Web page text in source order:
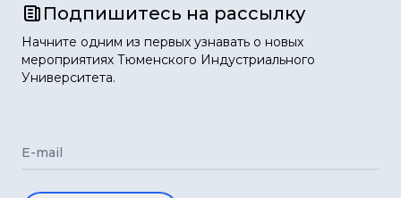
Подпишитесь на рассылку
Начните одним из первых узнавать о новых
мероприятиях Тюменского Индустриального
Университета.
E-mail